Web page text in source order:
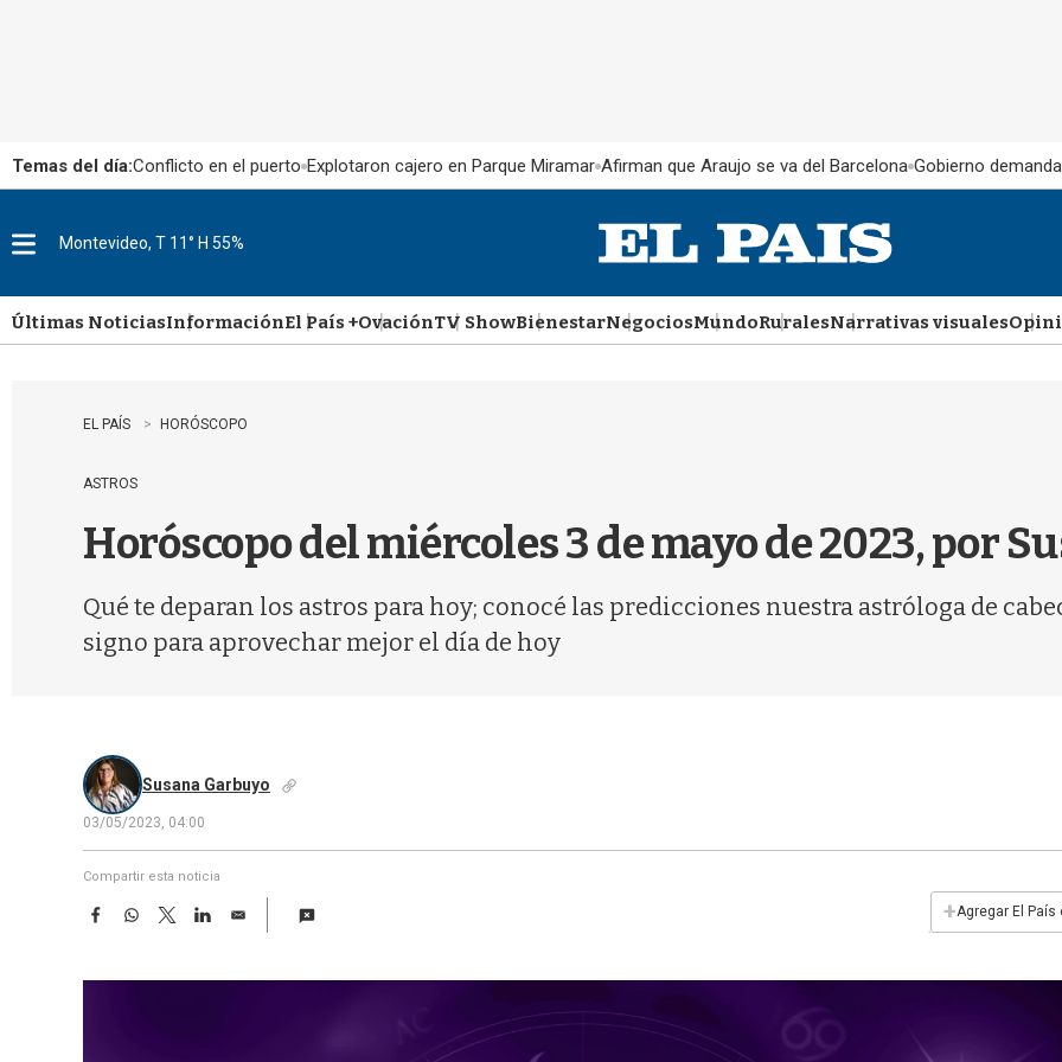
Temas del día:Conflicto en el puerto Explotaron cajero en Parque Miramar Afirman que Araujo se va del Barcelona Gobierno
u
Montevideo, T 11° H 55%
Últimas NoticiasInformaciónEl País +OvaciónTV ShowBienestarNegociosMundoRuralesNarrativas visuales
EL PAÍS HORÓSCOPO
ASTROS
Horóscopo del miércoles 3 de mayo de 2023, por
Qué te deparan los astros para hoy; conocé las predicciones nuestra astróloga de
signo para aprovechar mejor el día de hoy
Susana Garbuyo
03/05/2023, 04:00
Compartir esta noticia
F
e
W
t
T
w
t
L
k
E
i
+Agregar El País